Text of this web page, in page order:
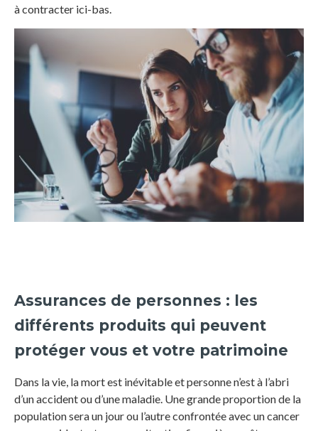
à contracter ici-bas.
Assurances de personnes : les
différents produits qui peuvent
protéger vous et votre patrimoine
Dans la vie, la mort est inévitable et personne n’est à l’abri
d’un accident ou d’une maladie. Une grande proportion de la
population sera un jour ou l’autre confrontée avec un cancer